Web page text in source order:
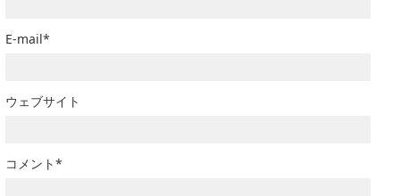
E-mail*
ウェブサイト
コメント*